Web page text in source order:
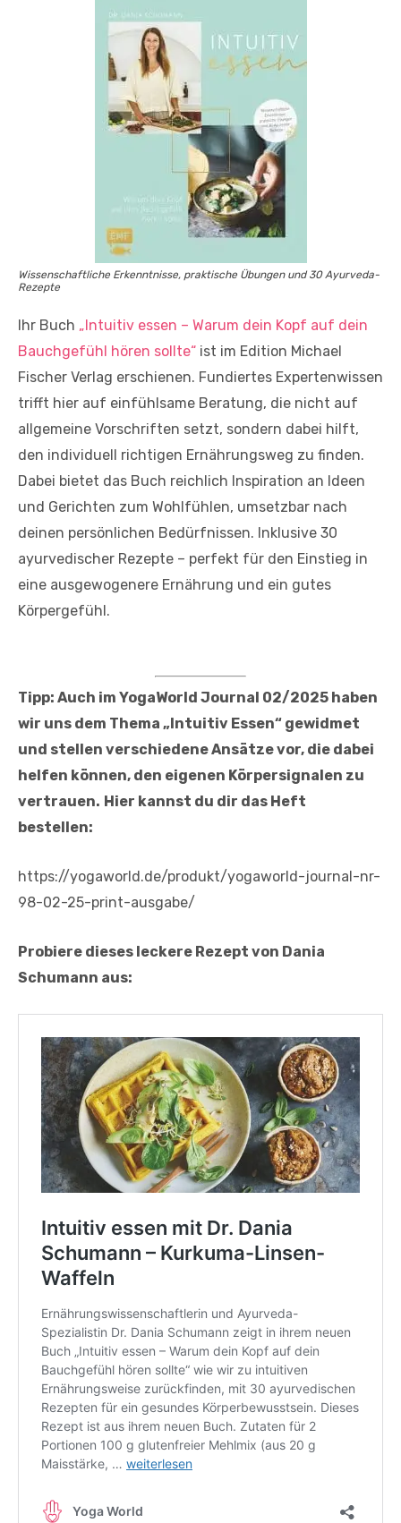
Wissenschaftliche Erkenntnisse, praktische Übungen und 30 Ayurveda-
Rezepte
Ihr Buch „Intuitiv essen – Warum dein Kopf auf dein
Bauchgefühl hören sollte“ ist im Edition Michael
Fischer Verlag erschienen. Fundiertes Expertenwissen
trifft hier auf einfühlsame Beratung, die nicht auf
allgemeine Vorschriften setzt, sondern dabei hilft,
den individuell richtigen Ernährungsweg zu finden.
Dabei bietet das Buch reichlich Inspiration an Ideen
und Gerichten zum Wohlfühlen, umsetzbar nach
deinen persönlichen Bedürfnissen. Inklusive 30
ayurvedischer Rezepte – perfekt für den Einstieg in
eine ausgewogenere Ernährung und ein gutes
Körpergefühl.
Tipp: Auch im YogaWorld Journal 02/2025 haben
wir uns dem Thema „Intuitiv Essen“ gewidmet
und stellen verschiedene Ansätze vor, die dabei
helfen können, den eigenen Körpersignalen zu
vertrauen. Hier kannst du dir das Heft
bestellen:
https://yogaworld.de/produkt/yogaworld-journal-nr-
98-02-25-print-ausgabe/
Probiere dieses leckere Rezept von Dania
Schumann aus: